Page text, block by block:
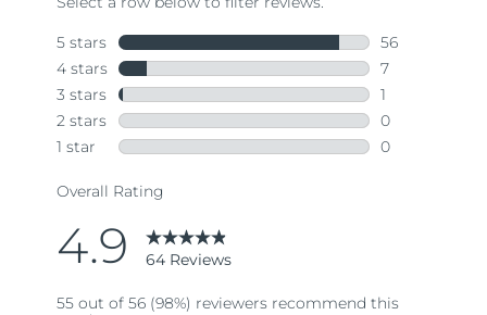
Same
page
link.